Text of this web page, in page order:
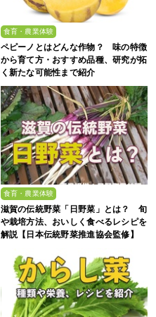
食育・農業体験
ペピーノとはどんな作物？ 味の特徴
から育て方・おすすめ品種、研究が拓
く新たな可能性まで紹介
食育・農業体験
滋賀の伝統野菜「日野菜」とは？ 旬
や栽培方法、おいしく食べるレシピを
解説【日本伝統野菜推進協会監修】